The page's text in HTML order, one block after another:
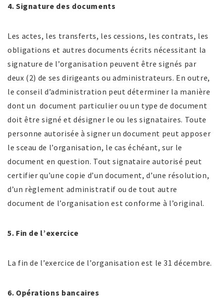
4. Signature des documents
Les actes, les transferts, les cessions, les contrats, les
obligations et autres documents écrits nécessitant la
signature de l’organisation peuvent être signés par
deux (2) de ses dirigeants ou administrateurs. En outre,
le conseil d’administration peut déterminer la manière
dont un document particulier ou un type de document
doit être signé et désigner le ou les signataires. Toute
personne autorisée à signer un document peut apposer
le sceau de l’organisation, le cas échéant, sur le
document en question. Tout signataire autorisé peut
certifier qu’une copie d’un document, d’une résolution,
d’un règlement administratif ou de tout autre
document de l’organisation est conforme à l’original.
5. Fin de l’exercice
La fin de l’exercice de l’organisation est le 31 décembre.
6. Opérations bancaires